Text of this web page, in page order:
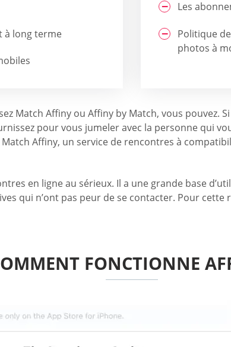
à long terme
Les
Politique
photos à
Match Affiny ou Affiny by Match, vous pouvez.
pour vous jumeler avec la personne qui
Affiny, un service de rencontres à
en ligne au sérieux. Il a une grande base
qui n’ont pas peur de se contacter. Pour
FONCTIONNE